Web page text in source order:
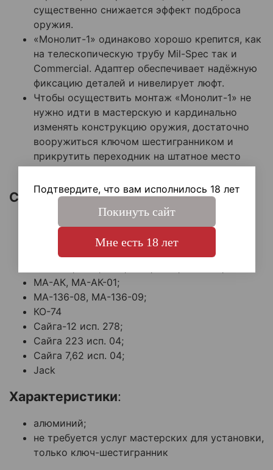
существенно снижается эффект подброса
оружия.
«Монолит-1» одинаково хорошо крепится, как
на телескопическую трубу Mil-Spec так и
Commercial. Адаптер обеспечивает надёжную
фиксацию деталей и нивелирует люфт.
Чтобы осуществить монтаж «Монолит-1» не
нужно идти в мастерскую и кардинально
изменять конструкцию оружия, достаточно
вооружиться ключом шестигранником и
прикрутить переходник на штатное место
Совместимость:
АКМ, АК-74;
АК-366 Ланкастер, АКС-366-Ланкастер-08,
АКС-366-Ланкастер-09;
МА-АК, МА-АК-01;
МА-136-08, МА-136-09;
КО-74
Сайга-12 исп. 278;
Сайга 223 исп. 04;
Сайга 7,62 исп. 04;
Jack
Характеристики:
алюминий;
не требуется услуг мастерских для установки,
только ключ-шестигранник
Подтвердите, что вам исполнилось 18 лет
Покинуть сайт
Мне есть 18 лет